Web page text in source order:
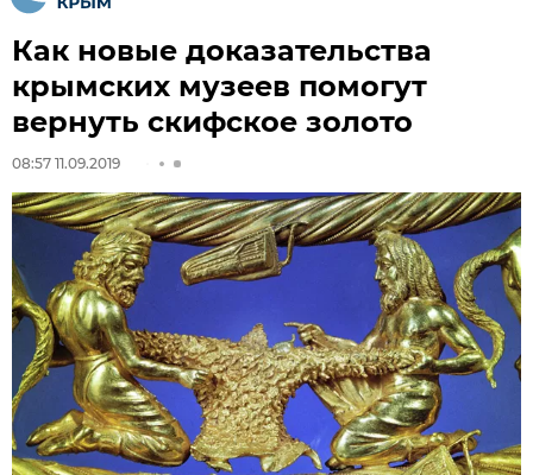
Как новые доказательства
крымских музеев помогут
вернуть скифское золото
08:57 11.09.2019